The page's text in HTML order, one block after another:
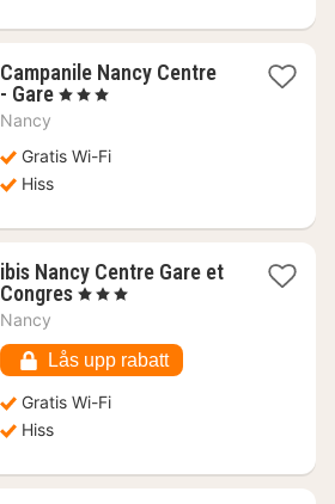
Campanile Nancy Centre
- Gare1
661
, 3 Stjärnor
Nancy
Gratis Wi-Fi
Hiss
ibis Nancy Centre Gare et
Congres1
549
kr.
, 3 Stjärnor
Nancy
Lås upp rabatt
Gratis Wi-Fi
Hiss